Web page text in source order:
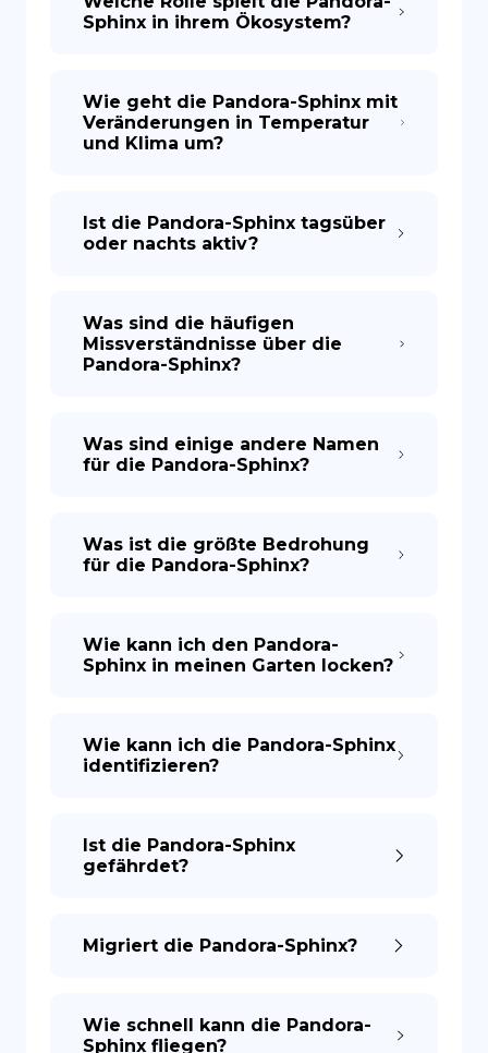
Sphinx in ihrem Ökosystem?
Wie geht die Pandora-Sphinx mit
Veränderungen in Temperatur
und Klima um?
Ist die Pandora-Sphinx tagsüber
oder nachts aktiv?
Was sind die häufigen
Missverständnisse über die
Pandora-Sphinx?
Was sind einige andere Namen
für die Pandora-Sphinx?
Was ist die größte Bedrohung
für die Pandora-Sphinx?
Wie kann ich den Pandora-
Sphinx in meinen Garten locken?
Wie kann ich die Pandora-Sphinx
identifizieren?
Ist die Pandora-Sphinx
gefährdet?
Migriert die Pandora-Sphinx?
Wie schnell kann die Pandora-
Sphinx fliegen?